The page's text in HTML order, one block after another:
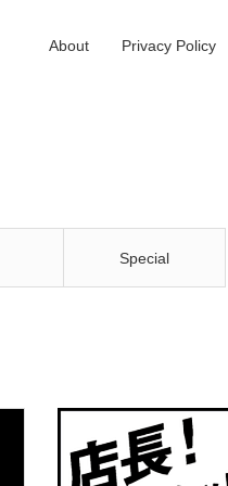
Special
About Privacy Policy